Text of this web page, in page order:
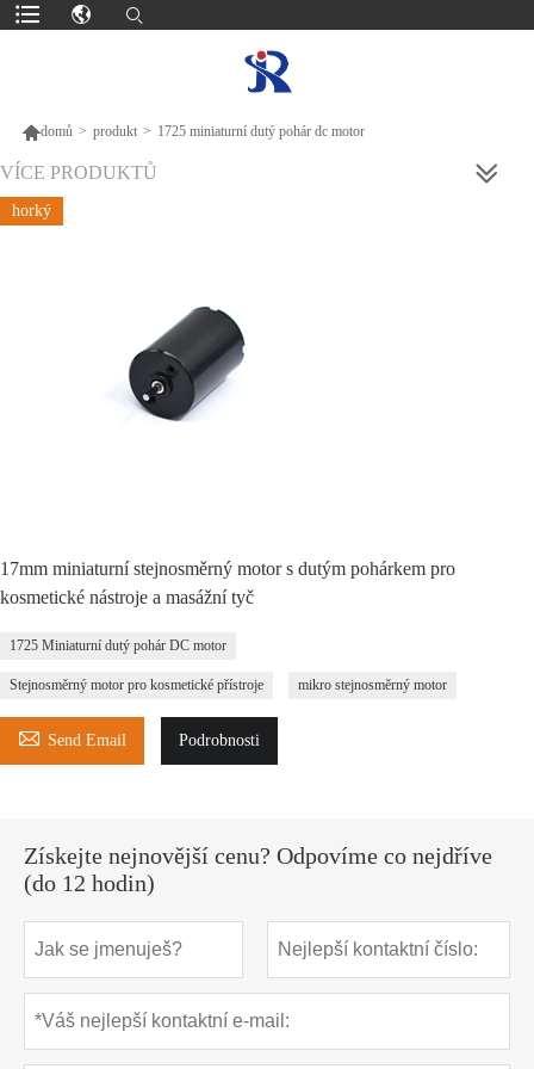
domů > produkt > 1725 miniaturní dutý pohár dc motor
VÍCE PRODUKTŮ
horký
17mm miniaturní stejnosměrný motor s dutým pohárkem pro
kosmetické nástroje a masážní tyč
1725 Miniaturní dutý pohár DC motor
Stejnosměrný motor pro kosmetické přístroje mikro stejnosměrný motor
 Send Email Podrobnosti
Získejte nejnovější cenu? Odpovíme co nejdříve
(do 12 hodin)